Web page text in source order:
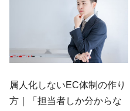
属人化しないEC体制の作り
方｜「担当者しか分からな